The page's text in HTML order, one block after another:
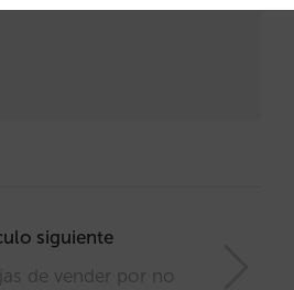
siguiente
de vender por no